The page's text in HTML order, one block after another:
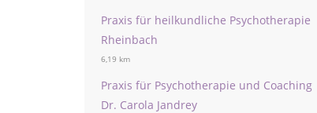
Praxis für heilkundliche Psychotherapie
Rheinbach
6,19 km
Praxis für Psychotherapie und Coaching
Dr. Carola Jandrey